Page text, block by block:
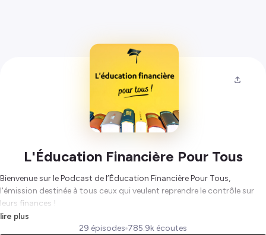
L'Éducation Financière Pour Tous
Bienvenue sur le Podcast de l’Éducation Financière Pour Tous,
l'émission destinée à tous ceux qui veulent reprendre le contrôle sur
leurs finances !
Animé par Oscar Spengler, le podcast vulgarise les bonnes pratiques
lire plus
29 épisodes 785.9k écoutes